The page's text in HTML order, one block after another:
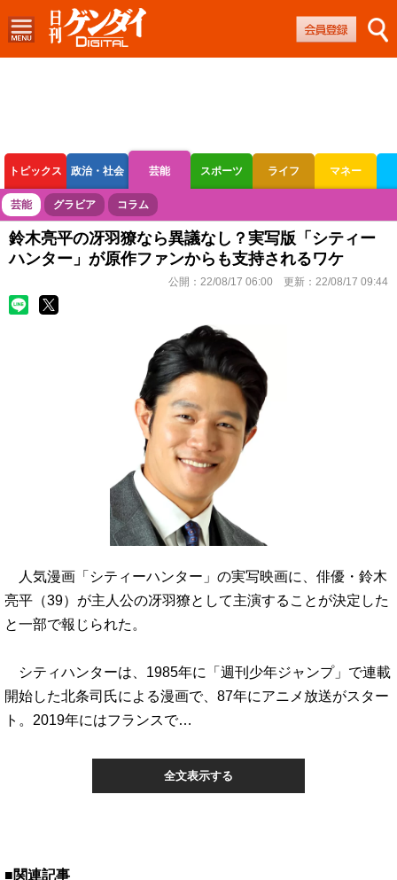
トピックス 政治・社会 芸能 スポーツ ライフ マネー
ボートレース 競輪 オートレース
芸能 グラビア コラム
鈴木亮平の冴羽獠なら異議なし？実写版「シティー
ハンター」が原作ファンからも支持されるワケ
公開： 22/08/17 06:00 更新： 22/08/17 09:44
人気漫画「シティーハンター」の実写映画に、俳優・鈴木
亮平（39）が主人公の冴羽獠として主演することが決定した
と一部で報じられた。
シティハンターは、1985年に「週刊少年ジャンプ」で連載
開始した北条司氏による漫画で、87年にアニメ放送がスター
ト。2019年にはフランスで…
全文表示する
■関連記事